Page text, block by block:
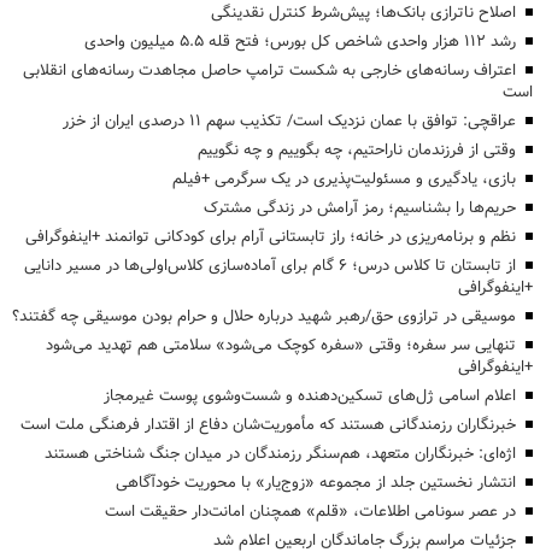
اصلاح ناترازی بانک‌ها؛ پیش‌شرط کنترل نقدینگی
رشد ۱۱۲ هزار واحدی شاخص کل بورس؛ فتح قله ۵.۵ میلیون واحدی
اعتراف رسانه‌های خارجی به شکست ترامپ حاصل مجاهدت رسانه‌های انقلابی
است
عراقچی: توافق با عمان نزدیک است/ تکذیب سهم ۱۱ درصدی ایران از خزر
وقتی از فرزندمان ناراحتیم، چه بگوییم و چه نگوییم
بازی، یادگیری و مسئولیت‌پذیری در یک سرگرمی +فیلم
حریم‌ها را بشناسیم؛ رمز آرامش در زندگی مشترک
نظم و برنامه‌ریزی در خانه؛ راز تابستانی آرام برای کودکانی توانمند +اینفوگرافی
از تابستان تا کلاس درس؛ ۶ گام برای آماده‌سازی کلاس‌اولی‌ها در مسیر دانایی
+اینفوگرافی
موسیقی در ترازوی حق/رهبر شهید درباره حلال و حرام بودن موسیقی چه گفتند؟
تنهایی سر سفره؛ وقتی «سفره کوچک می‌شود» سلامتی هم تهدید می‌شود
+اینفوگرافی
اعلام اسامی ژل‌های تسکین‌دهنده و شست‌وشوی پوست غیرمجاز
خبرنگاران رزمندگانی هستند که مأموریت‌شان دفاع از اقتدار فرهنگی ملت است
اژه‌ای: خبرنگاران متعهد، هم‌سنگر رزمندگان در میدان جنگ شناختی هستند
انتشار نخستین جلد از مجموعه «زوج‌یار» با محوریت خودآگاهی
در عصر سونامی اطلاعات، «قلم» همچنان امانت‌دار حقیقت است
جزئیات مراسم بزرگ جاماندگان اربعین اعلام شد